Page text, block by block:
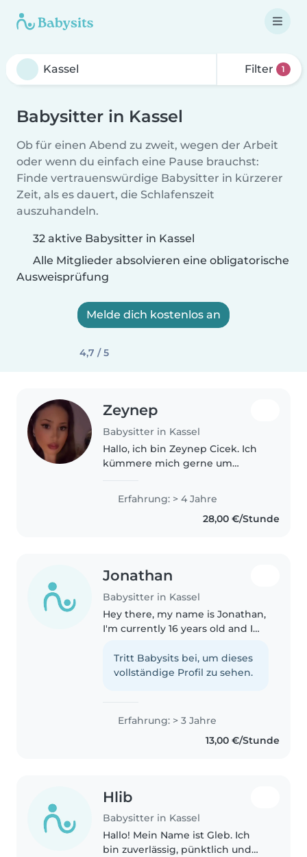
Filter 1
Babysitter in Kassel
Ob für einen Abend zu zweit, wegen der Arbeit
oder wenn du einfach eine Pause brauchst:
Finde vertrauenswürdige Babysitter in kürzerer
Zeit, als es dauert, die Schlafenszeit
auszuhandeln.
32 aktive Babysitter in Kassel
Alle Mitglieder absolvieren eine obligatorische
Ausweisprüfung
Melde dich kostenlos an
4,7 / 5
Zeynep
Babysitter in Kassel
Hallo, ich bin Zeynep Cicek. Ich
kümmere mich gerne um
melden. Freue mich auf
Rückmeldung sehr. Mit
freundlichen Grüßen, Frau Cicek.
Erfahrung: > 4 Jahre
28,00 €/Stunde
Jonathan
Babysitter in Kassel
Hey there, my name is Jonathan,
I'm currently 16 years old and I
with them! 🙂 I got a lot of
experience for I have 6 younger
Tritt Babysits bei, um dieses
vollständige Profil zu sehen.
Erfahrung: > 3 Jahre
13,00 €/Stunde
Hlib
Babysitter in Kassel
Hallo! Mein Name ist Gleb. Ich
bin zuverlässig, pünktlich und